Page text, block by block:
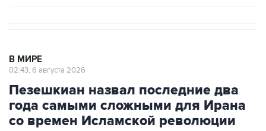
В МИРЕ
02:43, 6 августа 2026
Пезешкиан назвал последние два
года самыми сложными для Ирана
со времен Исламской революции